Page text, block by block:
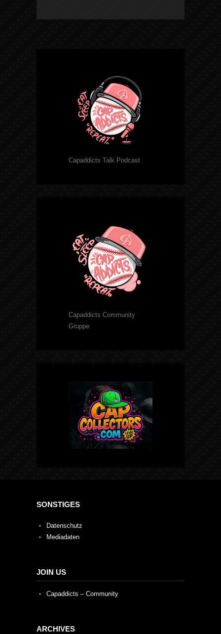
Capaddicts Talk Podcast
Capaddicts Community
Gruppe
SONSTIGES
Datenschutz
Mediadaten
JOIN US
Capaddicts – Community
ARCHIVES